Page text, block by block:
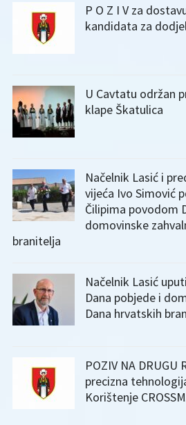
P O Z I V za
kandidata za
U Cavtatu održan
klape Škatulica
Načelnik Lasić i
vijeća Ivo Simović
Čilipima povodom
domovinske
branitelja
Načelnik Lasić
Dana pobjede i
Dana hrvatskih
POZIV NA DRUGU
precizna
Korištenje